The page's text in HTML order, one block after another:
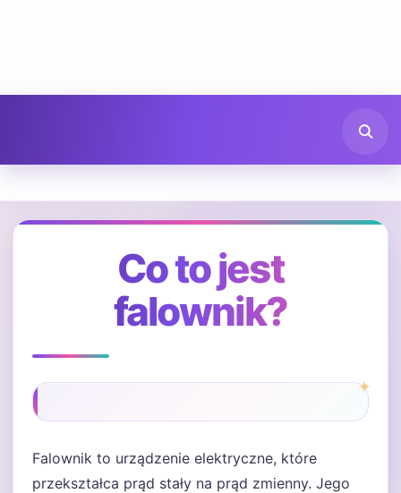
Co to jest
falownik?
Falownik to urządzenie elektryczne, które
przekształca prąd stały na prąd zmienny. Jego